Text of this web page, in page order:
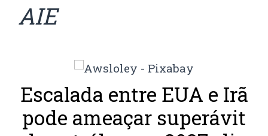
AIE
Escalada entre EUA e Irã
pode ameaçar superávit